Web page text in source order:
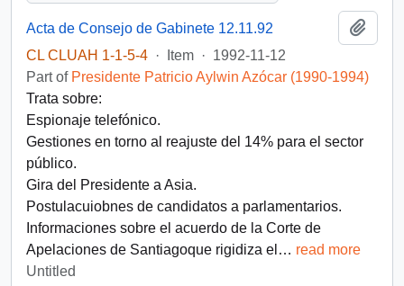
Acta de Consejo de Gabinete 12.11.92
CL CLUAH 1-1-5-4 · Item · 1992-11-12
Part of Presidente Patricio Aylwin Azócar (1990-1994)
Trata sobre:
Espionaje telefónico.
Gestiones en torno al reajuste del 14% para el sector
público.
Gira del Presidente a Asia.
Postulacuiobnes de candidatos a parlamentarios.
Informaciones sobre el acuerdo de la Corte de
Apelaciones de Santiagoque rigidiza el … read more
Untitled